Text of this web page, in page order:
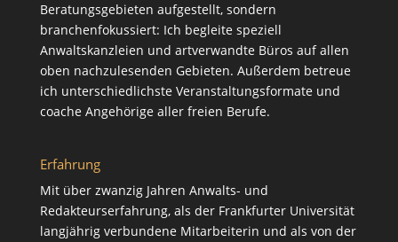
Beratungsgebieten aufgestellt, sondern
branchenfokussiert: Ich begleite speziell
Anwaltskanzleien und artverwandte Büros auf allen
oben nachzulesenden Gebieten. Außerdem betreue
ich unterschiedlichste Veranstaltungsformate und
coache Angehörige aller freien Berufe.
Erfahrung
Mit über zwanzig Jahren Anwalts- und
Redakteurserfahrung, als der Frankfurter Universität
langjährig verbundene Mitarbeiterin und als von der